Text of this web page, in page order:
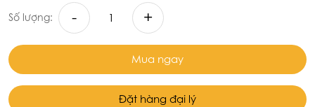
Số lượng: - +
Mua ngay
Đặt hàng đại lý